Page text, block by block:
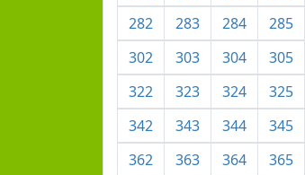
282
283 284 285
302
303 304 305
322
323 324 325
342
343 344 345
362
363 364 365